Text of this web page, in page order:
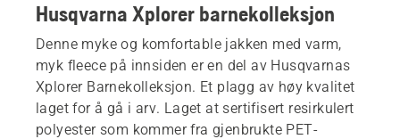
Husqvarna Xplorer barnekolleksjon
Denne myke og komfortable jakken med varm,
myk fleece på innsiden er en del av Husqvarnas
Xplorer Barnekolleksjon. Et plagg av høy kvalitet
laget for å gå i arv. Laget at sertifisert resirkulert
polyester som kommer fra gjenbrukte PET-